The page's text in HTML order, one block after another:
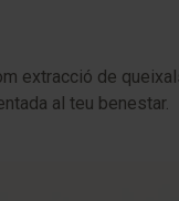
extracció de
al teu benestar.